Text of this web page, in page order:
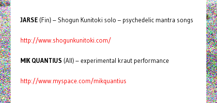
JARSE(Fin) – Shogun Kunitoki solo – psychedelic mantra songs
http://www.shogunkunitoki.com/
MIK QUANTIUS (All) – experimental kraut performance
http://www.myspace.com/mikquantius